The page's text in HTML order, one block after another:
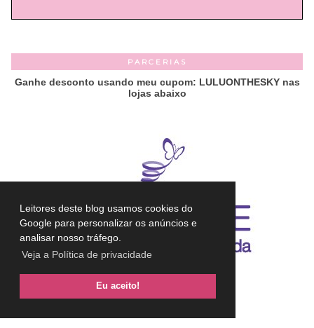
Leitores deste blog usamos cookies do
Google para personalizar os anúncios e
analisar nosso tráfego.
Veja a Política de privacidade
Eu aceito!
PARCERIAS
Ganhe desconto usando meu cupom: LULUONTHESKY nas
lojas abaixo